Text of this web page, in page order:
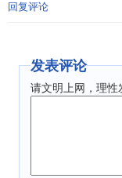
的上限值采用小数
他数据相差悬殊，
距。例如，在上面
回复评论
发表评论
请文明上网，理性